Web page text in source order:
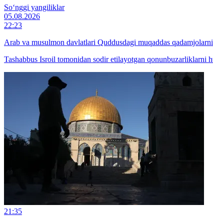
So‘nggi yangiliklar
05.08.2026
22:23
Arab va musulmon davlatlari Quddusdagi muqaddas
Tashabbus Isroil tomonidan sodir etilayotgan qonunbuzarliklarni
21:35